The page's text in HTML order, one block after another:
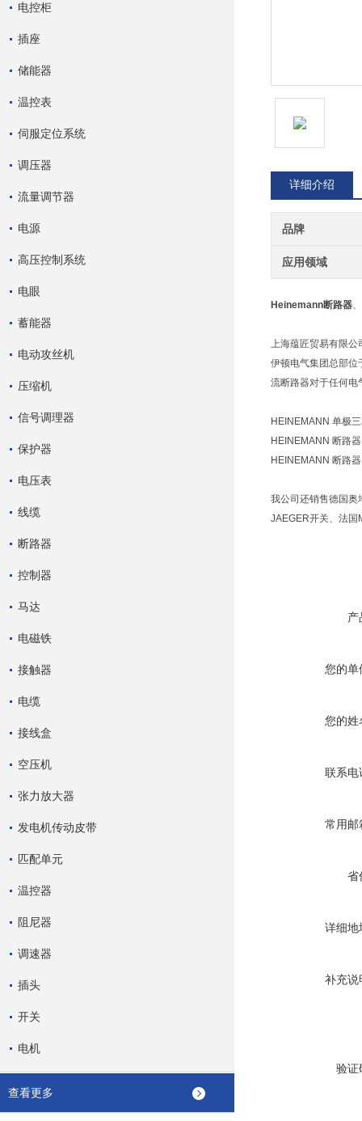
电控柜
插座
储能器
温控表
伺服定位系统
调压器
流量调节器
电源
高压控制系统
电眼
蓄能器
电动攻丝机
压缩机
信号调理器
保护器
电压表
线缆
断路器
控制器
马达
电磁铁
接触器
电缆
接线盒
空压机
张力放大器
发电机传动皮带
匹配单元
温控器
阻尼器
调速器
插头
开关
电机
查看更多
详细介绍
品牌
应用领域
Heinemann断路器
上海蕴匠贸易有限公
伊顿电气集团总部
流断路器对于任何电
HEINEMANN 单极
HEINEMANN 断路
HEINEMANN 断路
我公司还销售德国奥
JAEGER开关、法国
产
您的单
您的姓
联系电
常用邮
省
详细地
补充说
验证